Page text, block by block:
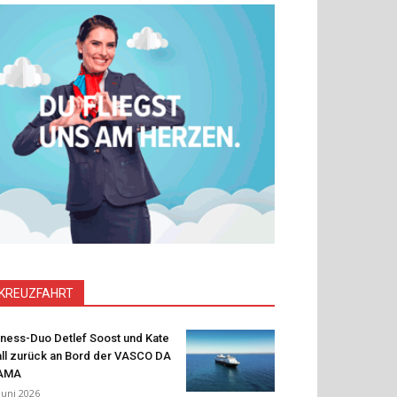
KREUZFAHRT
Duo Detlef Soost und Kate
zurück an Bord der VASCO DA
2026